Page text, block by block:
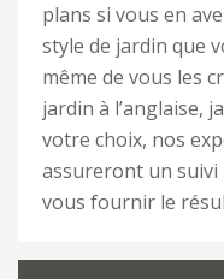
plans si vous en
style de jardin que
même de vous les
jardin à l’anglaise,
votre choix, nos
assureront un
vous fournir le